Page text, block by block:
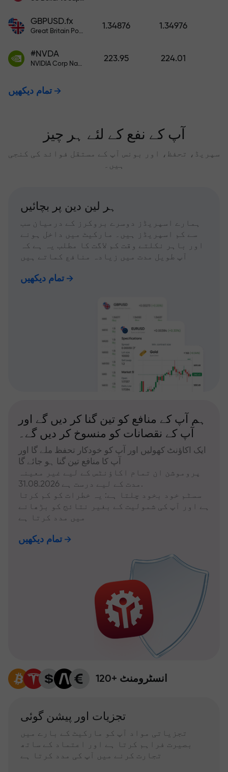
GBPUSD.fx
Great Britain Pound vs US Dollar
1.34876 1.34976
#NVDA
NVIDIA Corp Nasdaq Stock Exchange (Nasdaq) USD
223.95 224.01
تمام دیکھیں
آپ کے نفع کے لئے ہر چیز
سپریڈ، تحفظ، اور بونس آپ کے مستقل فوائد کی کنجی
ہیں۔
ہر لین دین پر بچائیں
ہمارے اسپریڈز دوسرے بروکرز کے درمیان سب
سے کم اسپریڈز ہیں۔ مارکیٹ میں داخل ہونے
اور باہر نکلتے وقت کم لاگت کا مطلب یہ ہے کہ
آپ طویل مدت میں زیادہ منافع کماتے ہیں
تمام دیکھیں
ہم آپ کے منافع کو تین گنا کر دیں گے اور
آپ کے نقصانات کو منسوخ کر دیں گے۔
ایک اکاؤنٹ کھولیں اور آپ کو خودکار تحفظ ملے گا اور
آپ کا منافع تین گنا ہو جائے گا
پروموشن ان تمام اکاؤنٹس کے لیے غیر معینہ
مدت کے لیے درست ہے 31.08.2026.
سسٹم خود بخود چلتا ہے: یہ خطرات کو کم کرتا
ہے اور آپ کی شمولیت کے بغیر نتائج کو بڑھانے
میں مدد کرتا ہے
تمام دیکھیں
120+ انسٹرومنٹ
تجزیات اور پیشن گوئی
تجزیاتی مواد آپ کو مارکیٹ کے بارے میں
بصیرت فراہم کرتا ہے اور اعتماد کے ساتھ
تجارت کرنے میں آپ کی مدد کرتا ہے